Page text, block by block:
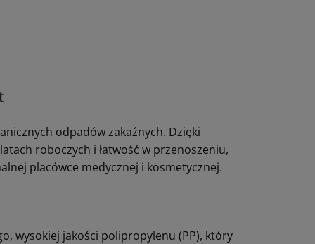
odpadów zakaźnych. Dzięki
roboczych i łatwość w przenoszeniu,
placówce medycznej i kosmetycznej.
wysokiej jakości polipropylenu (PP), który